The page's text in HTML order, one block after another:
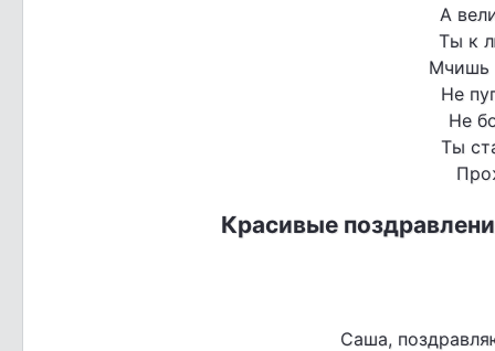
А
Ты к
Мчишь
Не
Не
Ты
Красивые
Саша,